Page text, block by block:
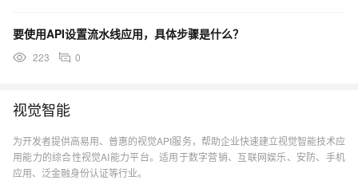
要使用API设置流水线应用，具体步骤是什么？
223 0
视觉智能
为开发者提供高易用、普惠的视觉API服务，帮助企业快速建立视觉智能技术应
用能力的综合性视觉AI能力平台。适用于数字营销、互联网娱乐、安防、手机
应用、泛金融身份认证等行业。